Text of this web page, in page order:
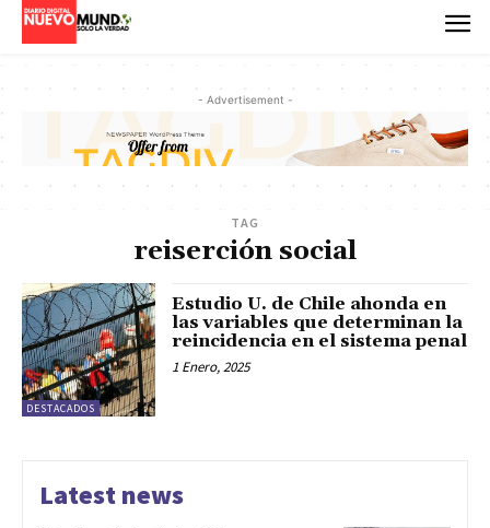
- Advertisement -
TAG
reiserción social
DESTACADOS
Estudio U. de Chile ahonda en
las variables que determinan la
reincidencia en el sistema penal
1 Enero, 2025
Latest news